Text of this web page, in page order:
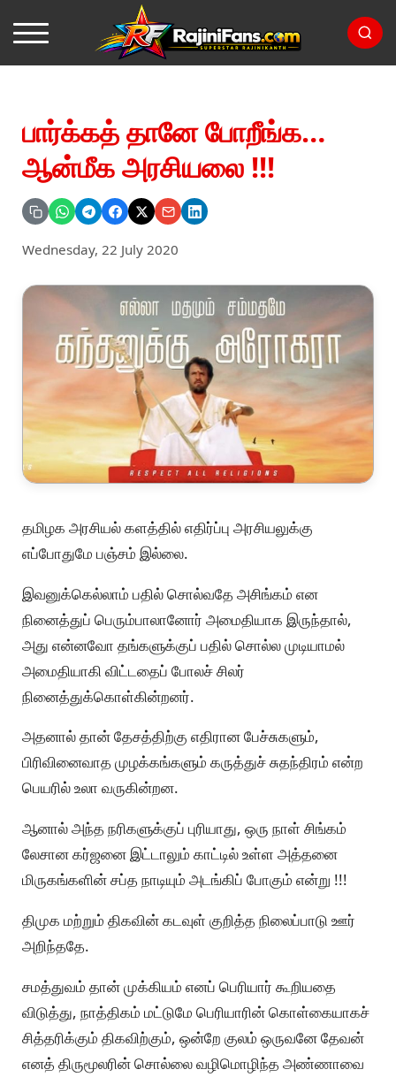
பார்க்கத் தானே போறீங்க…
ஆன்மீக அரசியலை !!!
Wednesday, 22 July 2020
தமிழக அரசியல் களத்தில் எதிர்ப்பு அரசியலுக்கு
எப்போதுமே பஞ்சம் இல்லை.
இவனுக்கெல்லாம் பதில் சொல்வதே அசிங்கம் என
நினைத்துப் பெரும்பாலானோர் அமைதியாக இருந்தால்,
அது என்னவோ தங்களுக்குப் பதில் சொல்ல முடியாமல்
அமைதியாகி விட்டதைப் போலச் சிலர்
நினைத்துக்கொள்கின்றனர்.
அதனால் தான் தேசத்திற்கு எதிரான பேச்சுகளும்,
பிரிவினைவாத முழக்கங்களும் கருத்துச் சுதந்திரம் என்ற
பெயரில் உலா வருகின்றன.
ஆனால் அந்த நரிகளுக்குப் புரியாது, ஒரு நாள் சிங்கம்
லேசான கர்ஜனை இட்டாலும் காட்டில் உள்ள அத்தனை
மிருகங்களின் சப்த நாடியும் அடங்கிப் போகும் என்று !!!
திமுக மற்றும் திகவின் கடவுள் குறித்த நிலைப்பாடு ஊர்
அறிந்ததே.
சமத்துவம் தான் முக்கியம் எனப் பெரியார் கூறியதை
விடுத்து, நாத்திகம் மட்டுமே பெரியாரின் கொள்கையாகச்
சித்தரிக்கும் திகவிற்கும், ஒன்றே குலம் ஒருவனே தேவன்
எனத் திருமூலரின் சொல்லை வழிமொழிந்த அண்ணாவை